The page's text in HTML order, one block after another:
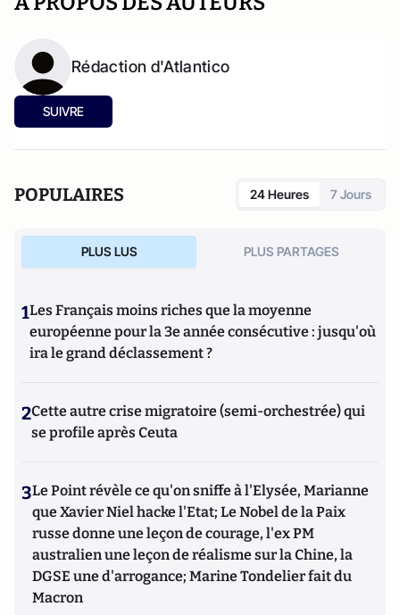
Rédaction d'Atlantico
SUIVRE
POPULAIRES 24 Heures 7 Jours
PLUS LUS PLUS PARTAGES
1Les Français moins riches que la moyenne
européenne pour la 3e année consécutive : jusqu'où
ira le grand déclassement ?
2Cette autre crise migratoire (semi-orchestrée) qui
se profile après Ceuta
3Le Point révèle ce qu'on sniffe à l'Elysée, Marianne
que Xavier Niel hacke l'Etat; Le Nobel de la Paix
russe donne une leçon de courage, l'ex PM
australien une leçon de réalisme sur la Chine, la
DGSE une d'arrogance; Marine Tondelier fait du
Macron